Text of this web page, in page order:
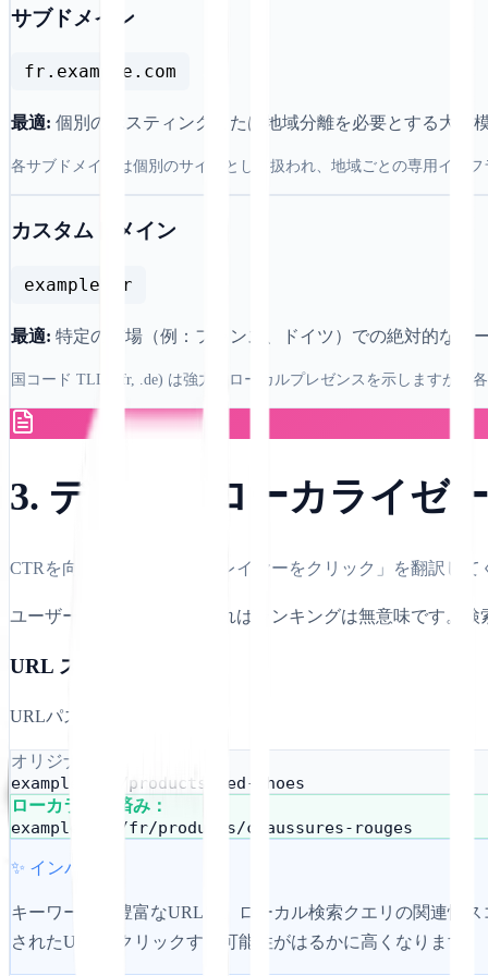
サブドメイン
fr.example.com
最適: 個別のホスティングまたは地域分離を必要とする大規
各サブドメインは個別のサイトとして扱われ、地域ごとの専用イン
カスタムドメイン
example.fr
最適: 特定の市場（例：フランス、ドイツ）での絶対的なロ
国コード TLD (.fr, .de) は強力なローカルプレゼンスを示しますが、
3. ディープローカライゼ
CTRを向上させるために「レイヤーをクリック」を翻訳して
ユーザーがクリックしなければランキングは無意味です。
URL スラッグ
URLパス自体を翻訳します。
オリジナル:
example.com/products/red-shoes
ローカライズ済み：
example.com/fr/produits/chaussures-rouges
✨ インパクト
キーワードが豊富なURLは、ローカル検索クエリの関連性
されたURLをクリックする可能性がはるかに高くなります。